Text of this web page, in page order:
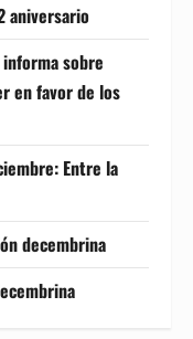
aniversario
informa sobre
en favor de los
Entre la
decembrina